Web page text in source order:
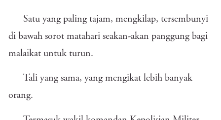
Satu yang paling tajam, mengkilap, tersembunyi
di bawah sorot matahari seakan-akan panggung bagi
malaikat untuk turun.
Tali yang sama, yang mengikat lebih banyak
orang.